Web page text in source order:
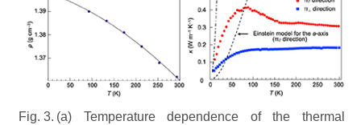
Fig. 3. (a) Temperature dependence of the thermal